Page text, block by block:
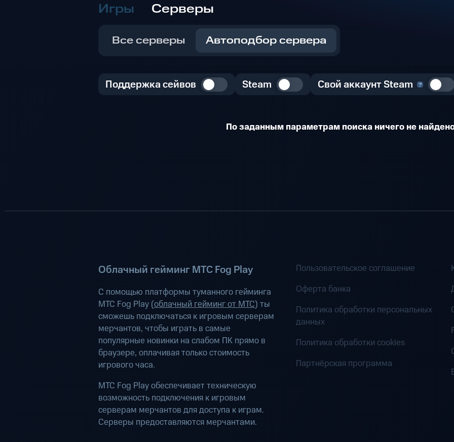
Игры Серверы
Все серверы Автоподбор сервера
Поддержка сейвов Steam Свой аккаунт Steam
По заданным параметрам поиска ничего не
Облачный гейминг МТС Fog Play
С помощью платформы туманного гейминга
МТС Fog Play (облачный гейминг от МТС) ты
сможешь подключаться к игровым серверам
мерчантов, чтобы играть в самые
популярные новинки на слабом ПК прямо в
браузере, оплачивая только стоимость
игрового часа.
МТС Fog Play обеспечивает техническую
возможность подключения к игровым
серверам мерчантов для доступа к играм.
Серверы предоставляются мерчантами.
Пользовательское соглашение
Оферта банка
Политика обработки персональных
данных
Политика обработки cookies
Партнёрская программа